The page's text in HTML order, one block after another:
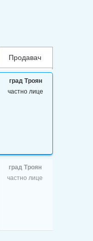
Продавач
град Троян
частно лице
град Троян
частно лице